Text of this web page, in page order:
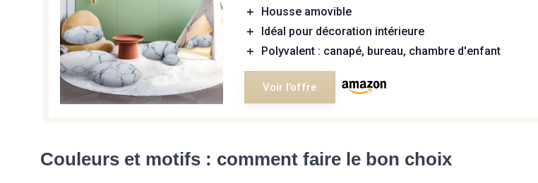
＋
Housse amovible
＋
Idéal pour décoration intérieure
＋
Polyvalent : canapé, bureau, chambre d'enfant
Voir l'offre
Couleurs et motifs : comment faire le bon choix